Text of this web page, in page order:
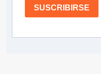
SUSCRIBIRSE